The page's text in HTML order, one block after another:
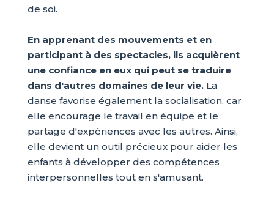
de soi.
En apprenant des mouvements et en
participant à des spectacles, ils acquièrent
une confiance en eux qui peut se traduire
dans d'autres domaines de leur vie.La
danse favorise également la socialisation, car
elle encourage le travail en équipe et le
partage d'expériences avec les autres. Ainsi,
elle devient un outil précieux pour aider les
enfants à développer des compétences
interpersonnelles tout en s'amusant.